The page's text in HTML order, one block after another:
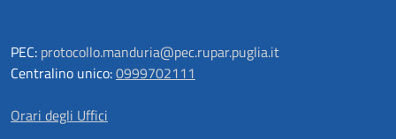
PEC: protocollo.manduria@pec.rupar.puglia.it
Centralino unico:0999702111
Orari degli Uffici